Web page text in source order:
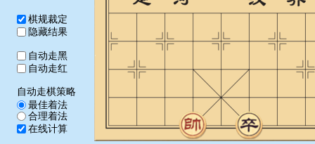
棋规裁定
隐藏结果
自动走黑
自动走红
自动走棋策略
最佳着法
合理着法
在线计算